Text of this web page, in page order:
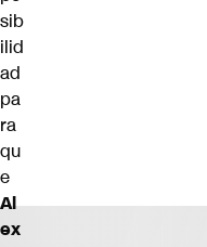
sib
ilid
ad
pa
ra
qu
e
Al
ex